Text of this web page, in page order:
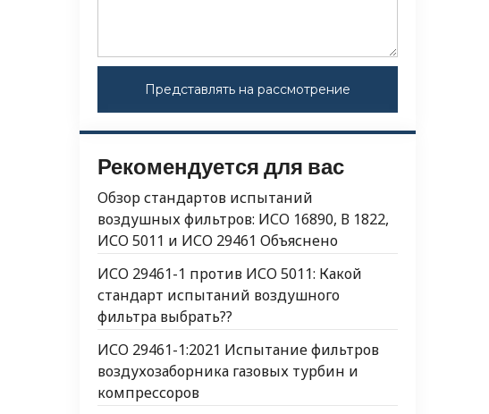
Представлять на рассмотрение
Рекомендуется для вас
Обзор стандартов испытаний
воздушных фильтров: ИСО 16890, В 1822,
ИСО 5011 и ИСО 29461 Объяснено
ИСО 29461-1 против ИСО 5011: Какой
стандарт испытаний воздушного
фильтра выбрать??
ИСО 29461-1:2021 Испытание фильтров
воздухозаборника газовых турбин и
компрессоров